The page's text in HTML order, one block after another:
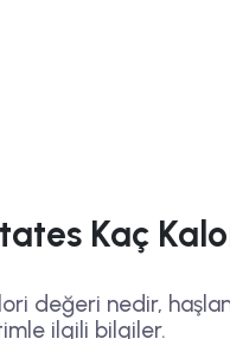
Kaç
değeri nedir,
ilgili bilgiler.